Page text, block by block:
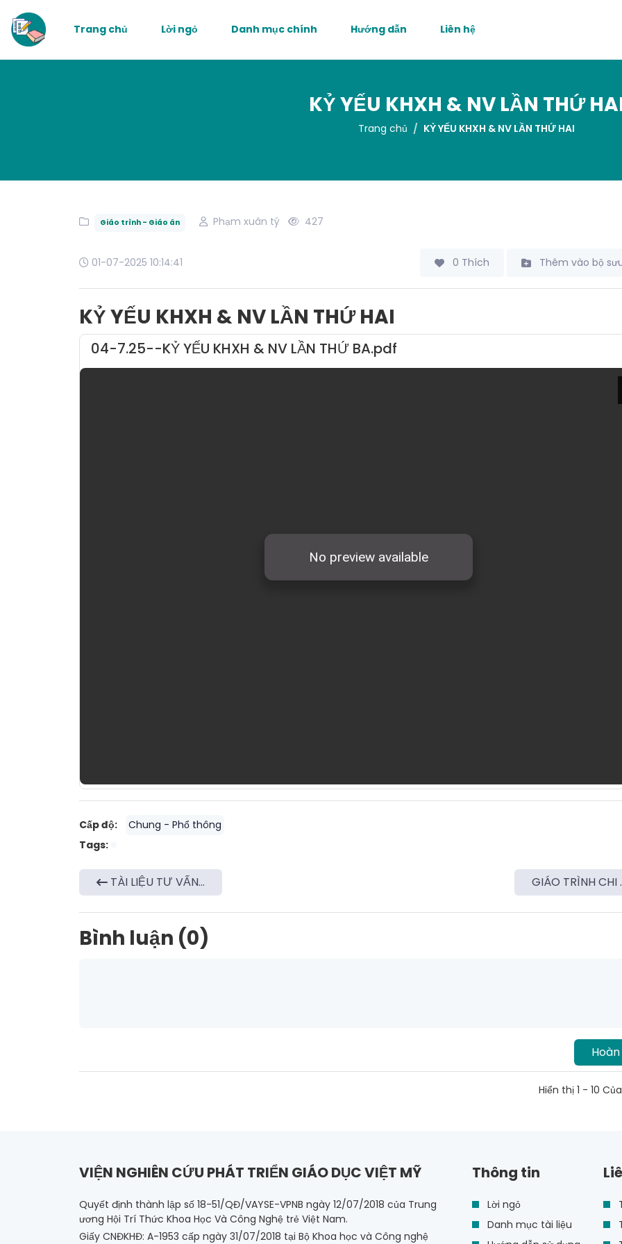
Trang chủ Lời ngỏ Danh mục chính Hướng dẫn Liên hệ
KỶ YẾU KHXH & NV LẦN THỨ
Trang chủ KỶ YẾU KHXH & NV LẦN THỨ HAI
Giáo trình - Giáo án Phạm xuân tý 427
01-07-2025 10:14:41 0 Thích Thêm vào bộ
KỶ YẾU KHXH & NV LẦN THỨ HAI
04-7.25--KỶ YẾU KHXH & NV LẦN THỨ BA.pdf
Cấp độ:
Chung - Phổ thông
Tags:
TÀI LIỆU TƯ VẤN... GIÁO TRÌNH CHI
Bình luận (0)
Hiển thị 1 - 10
VIỆN NGHIÊN CỨU PHÁT TRIỂN GIÁO DỤC VIỆT MỸ
Quyết định thành lập số 18-51/QĐ/VAYSE-VPNB ngày 12/07/2018 của Trung
ương Hội Trí Thức Khoa Học Và Công Nghệ trẻ Việt Nam.
Giấy CNĐKHĐ: A-1953 cấp ngày 31/07/2018 tại Bộ Khoa học và Công nghệ
Thông tin
Lời ngỏ
Danh mục tài liệu